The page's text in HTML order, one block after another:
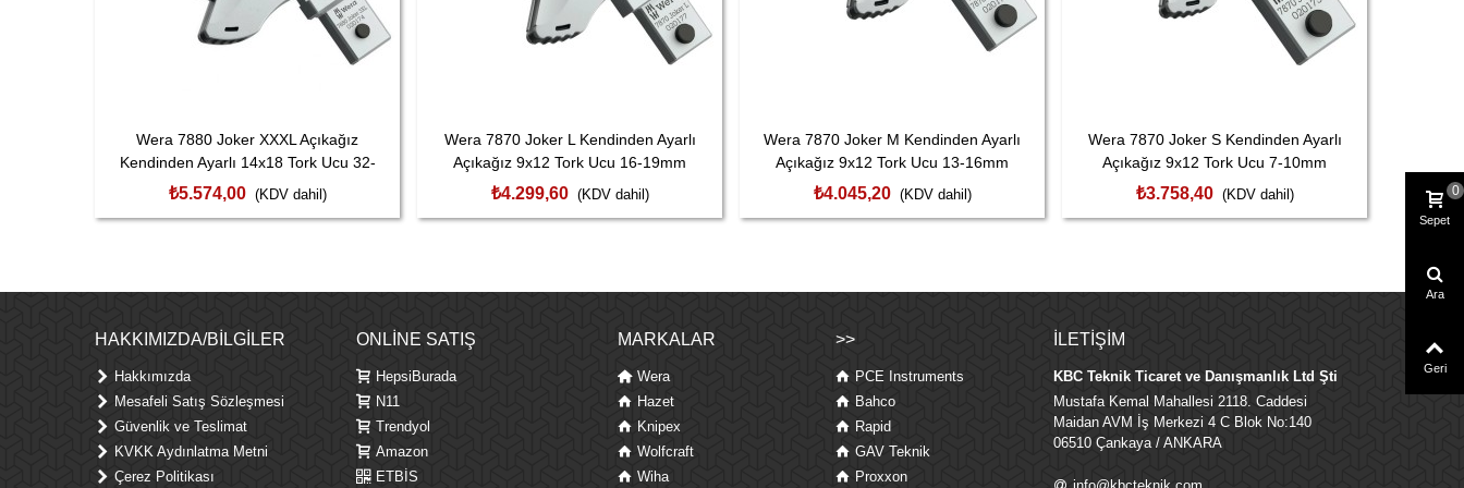
Wera 7880 Joker XXXL Açıkağız
Kendinden Ayarlı 14x18 Tork Ucu 32-
41mm 050201740011
₺5.574,00 (KDV dahil)
Wera 7870 Joker L Kendinden Ayarlı
Açıkağız 9x12 Tork Ucu 16-19mm
05020177001
₺4.299,60 (KDV dahil)
Wera 7870 Joker M Kendinden Ayarlı
Açıkağız 9x12 Tork Ucu 13-16mm
05020176001
₺4.045,20 (KDV dahil)
Wera 7870 Joker S Kendinden Ayarlı
Açıkağız 9x12 Tork Ucu 7-10mm
05020175001
₺3.758,40 (KDV dahil)
HAKKIMIZDA/BILGILER
Hakkımızda
Mesafeli Satış Sözleşmesi
Güvenlik ve Teslimat
KVKK Aydınlatma Metni
Çerez Politikası
ONLINE SATIŞ
HepsiBurada
N11
Trendyol
Amazon
ETBİS
MARKALAR
Wera
Hazet
Knipex
Wolfcraft
Wiha
>>
PCE Instruments
Bahco
Rapid
GAV Teknik
Proxxon
İLETIŞIM
KBC Teknik Ticaret ve Danışmanlık Ltd Şti
Mustafa Kemal Mahallesi 2118. Caddesi
Maidan AVM İş Merkezi 4 C Blok No:140
06510 Çankaya / ANKARA
Sepet
0
Ara
Geri